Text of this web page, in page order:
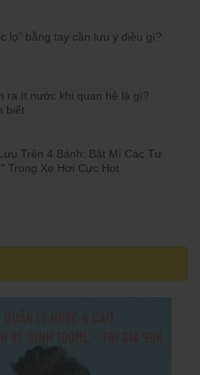
lọ” bằng tay cần lưu ý điều gì?
ra ít nước khi quan hệ là gì?
biết
Trên 4 Bánh: Bật Mí Các Tư
Trong Xe Hơi Cực Hot